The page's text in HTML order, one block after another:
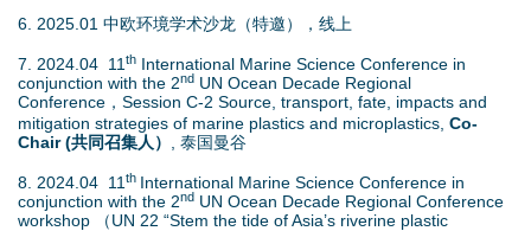
6. 2025.01 中欧环境学术沙龙（特邀），线上
7. 2024.04 11 th International Marine Science Conference in
conjunction with the 2nd UN Ocean Decade Regional
Conference，Session C-2 Source, transport, fate, impacts and
mitigation strategies of marine plastics and microplastics, Co-
Chair (共同召集人）
, 泰国曼谷
8. 2024.04 11 th International Marine Science Conference in
conjunction with the 2nd UN Ocean Decade Regional Conference
workshop （UN 22 “Stem the tide of Asia’s riverine plastic